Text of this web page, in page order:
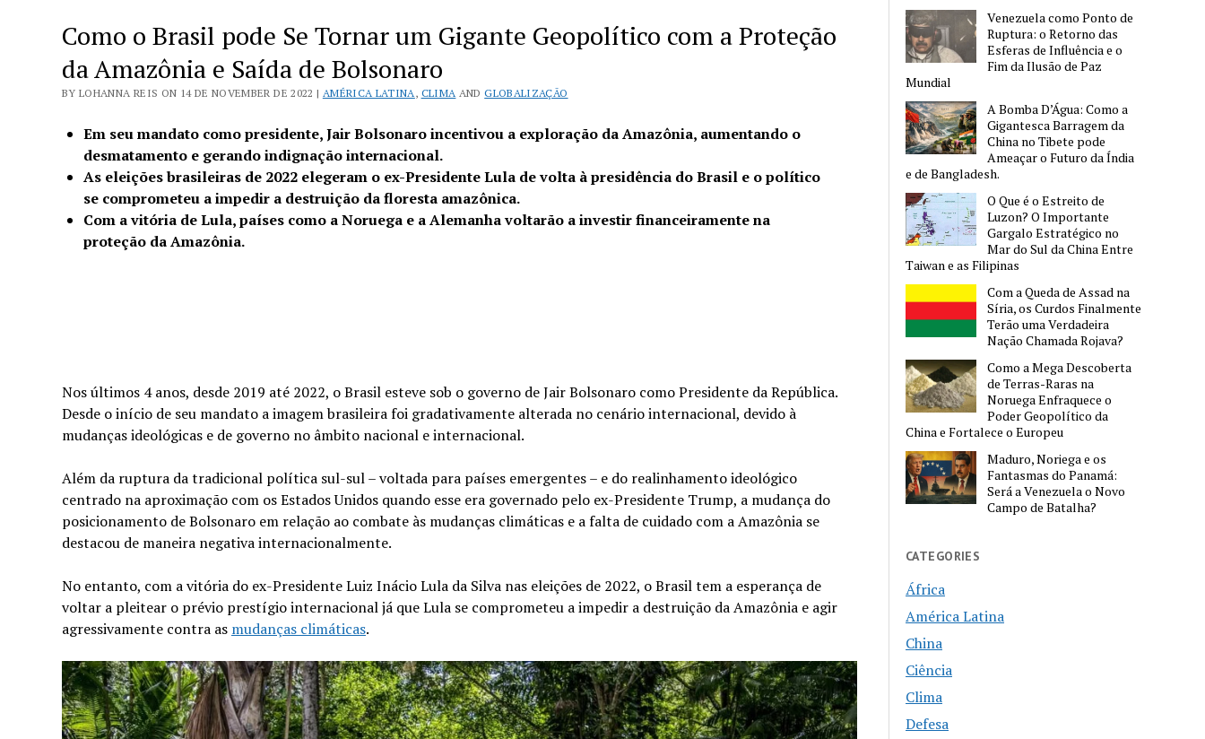
Como o Brasil pode Se Tornar um Gigante Geopolítico com a Proteção
da Amazônia e Saída de Bolsonaro
BY LOHANNA REIS ON 14 DE NOVEMBER DE 2022 | AMÉRICA LATINA, CLIMA ANDGLOBALIZAÇÃO
Em seu mandato como presidente, Jair Bolsonaro incentivou a exploração da Amazônia, aumentando o
desmatamento e gerando indignação internacional.
As eleições brasileiras de 2022 elegeram o ex-Presidente Lula de volta à presidência do Brasil e o político
se comprometeu a impedir a destruição da floresta amazônica.
Com a vitória de Lula, países como a Noruega e a Alemanha voltarão a investir financeiramente na
proteção da Amazônia.
Nos últimos 4 anos, desde 2019 até 2022, o Brasil esteve sob o governo de Jair Bolsonaro como Presidente da República.
Desde o início de seu mandato a imagem brasileira foi gradativamente alterada no cenário internacional, devido à
mudanças ideológicas e de governo no âmbito nacional e internacional.
Além da ruptura da tradicional política sul-sul – voltada para países emergentes – e do realinhamento ideológico
centrado na aproximação com os Estados Unidos quando esse era governado pelo ex-Presidente Trump, a mudança do
posicionamento de Bolsonaro em relação ao combate às mudanças climáticas e a falta de cuidado com a Amazônia se
destacou de maneira negativa internacionalmente.
No entanto, com a vitória do ex-Presidente Luiz Inácio Lula da Silva nas eleições de 2022, o Brasil tem a esperança de
voltar a pleitear o prévio prestígio internacional já que Lula se comprometeu a impedir a destruição da Amazônia e agir
agressivamente contra as mudanças climáticas.
Venezuela como Ponto de
Ruptura: o Retorno das
Esferas de Influência e o
Fim da Ilusão de Paz
Mundial
A Bomba D’Água: Como a
Gigantesca Barragem da
China no Tibete pode
Ameaçar o Futuro da Índia
e de Bangladesh.
O Que é o Estreito de
Luzon? O Importante
Gargalo Estratégico no
Mar do Sul da China Entre
Taiwan e as Filipinas
Com a Queda de Assad na
Síria, os Curdos Finalmente
Terão uma Verdadeira
Nação Chamada Rojava?
Como a Mega Descoberta
de Terras-Raras na
Noruega Enfraquece o
Poder Geopolítico da
China e Fortalece o Europeu
Maduro, Noriega e os
Fantasmas do Panamá:
Será a Venezuela o Novo
Campo de Batalha?
CATEGORIES
África
América Latina
China
Ciência
Clima
Defesa